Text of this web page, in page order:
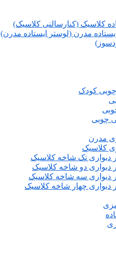
کلاسیک (کنارسالنی کلاسیک)
مدرن (لوستر ایستاده مدرن)
کودک
چوبی
مدرن
کلاسیک
دیواری تک شاخه کلاسیک
دیواری دو شاخه کلاسیک
دیواری سه شاخه کلاسیک
دیواری چهار شاخه کلاسیک